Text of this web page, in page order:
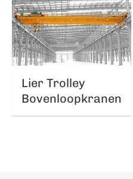
Lier Trolley
Bovenloopkranen